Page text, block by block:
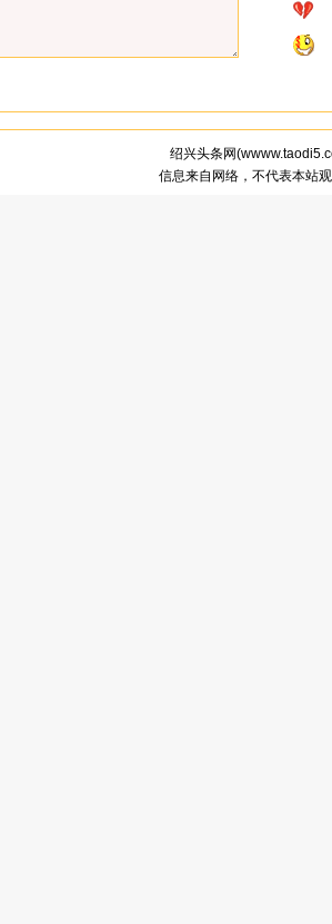
绍兴头条网(
信息来自网络，不代表本站